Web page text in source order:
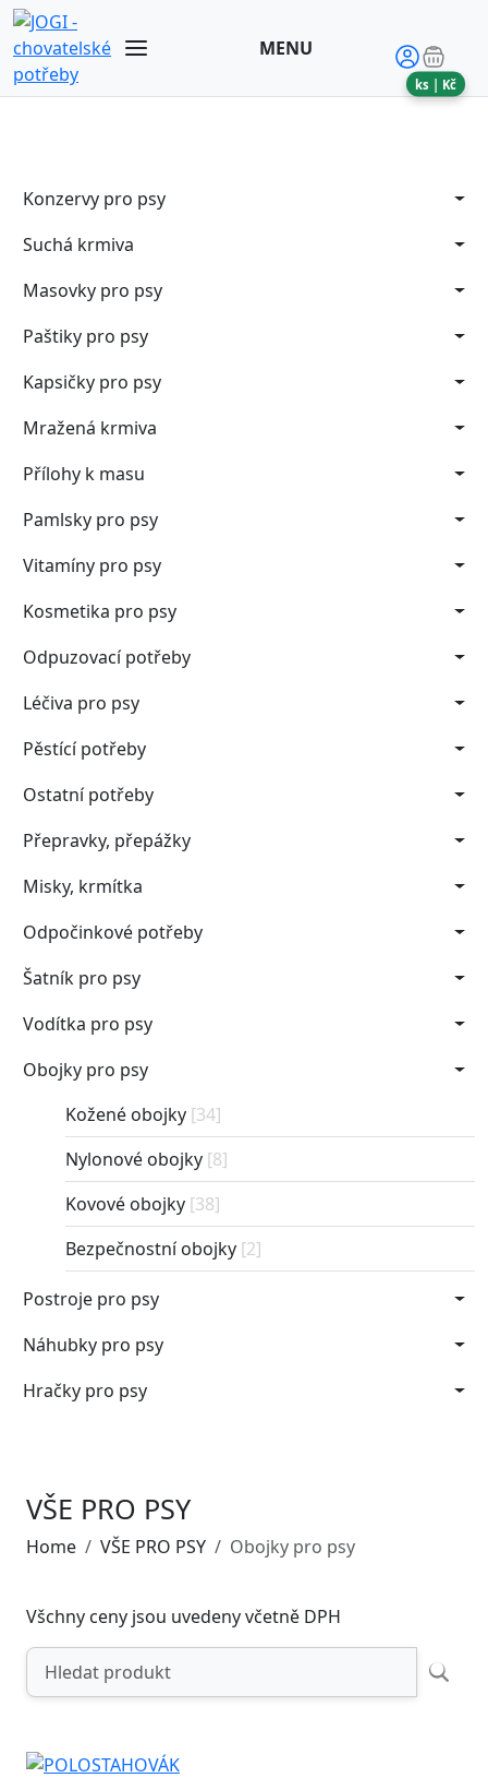
MENU
ks | Kč
Konzervy pro psy
Suchá krmiva
Masovky pro psy
Paštiky pro psy
Kapsičky pro psy
Mražená krmiva
Přílohy k masu
Pamlsky pro psy
Vitamíny pro psy
Kosmetika pro psy
Odpuzovací potřeby
Léčiva pro psy
Pěstící potřeby
Ostatní potřeby
Přepravky, přepážky
Misky, krmítka
Odpočinkové potřeby
Šatník pro psy
Vodítka pro psy
Obojky pro psy
Kožené obojky [34]
Nylonové obojky [8]
Kovové obojky [38]
Bezpečnostní obojky [2]
Postroje pro psy
Náhubky pro psy
Hračky pro psy
VŠE PRO PSY
Home VŠE PRO PSY Obojky pro psy
Všchny ceny jsou uvedeny včetně DPH